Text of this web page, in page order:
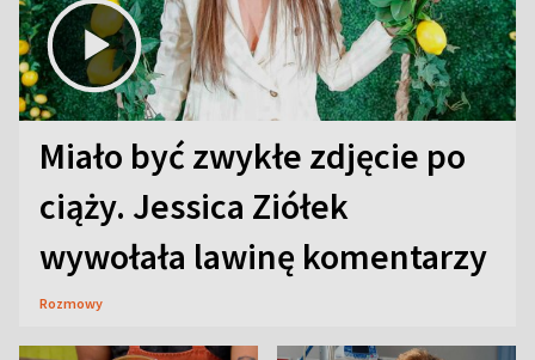
Miało być zwykłe zdjęcie po
ciąży. Jessica Ziółek
wywołała lawinę komentarzy
Rozmowy